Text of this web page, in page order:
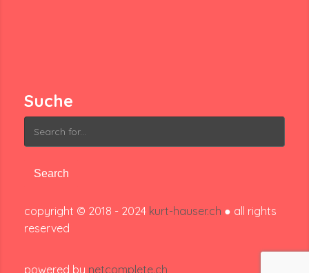
Suche
Search
for:
copyright © 2018 - 2024 kurt-hauser.ch ● all rights
reserved
powered by netcomplete.ch